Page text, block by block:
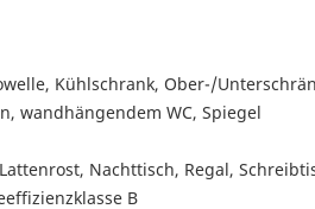
Kühlschrank, Ober-/
wandhängendem WC, Spiegel
Nachttisch, Regal,
B